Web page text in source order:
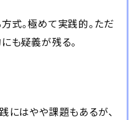
式。極めて実践的。ただ
も疑義が残る。
にはやや課題もあるが、